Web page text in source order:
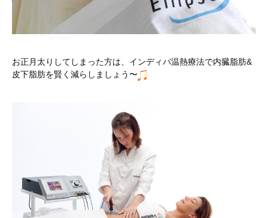
お正月太りしてしまった方は、インディバ温熱療法で内臓脂肪&
皮下脂肪を賢く減らしましょう〜